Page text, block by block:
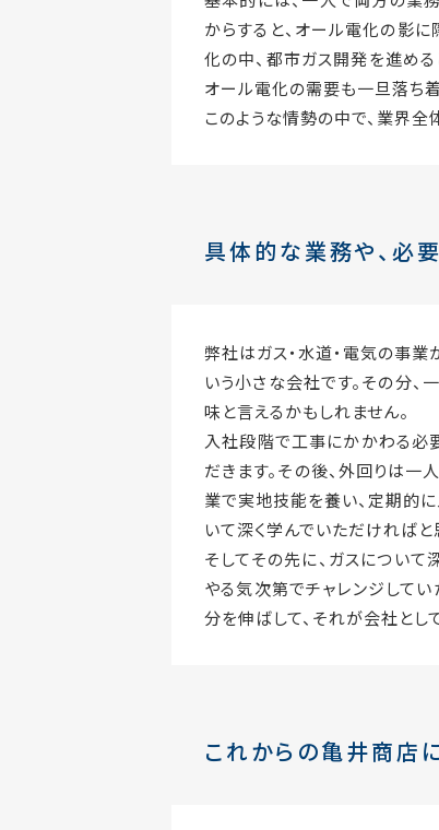
からすると、オール電化の影
化の中、都市ガス開発を進める
オール電化の需要も一旦落ち
このような情勢の中で、業界
具体的な業務や、必
弊社はガス・水道・電気の事
いう小さな会社です。その分
味と言えるかもしれません。
入社段階で工事にかかわる必
だきます。その後、外回りは
業で実地技能を養い、定期的
いて深く学んでいただければと
そしてその先に、ガスについ
やる気次第でチャレンジして
分を伸ばして、それが会社とし
これからの亀井商店